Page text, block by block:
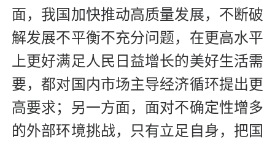
面，我国加快推动高质量发展，不断破
解发展不平衡不充分问题，在更高水平
上更好满足人民日益增长的美好生活需
要，都对国内市场主导经济循环提出更
高要求；另一方面，面对不确定性增多
的外部环境挑战，只有立足自身，把国